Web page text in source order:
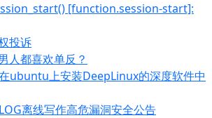
[function.session-start]:
投诉
人都喜欢单反？
ubuntu上安装DeepLinux的深度软件中
离线写作高危漏洞安全公告